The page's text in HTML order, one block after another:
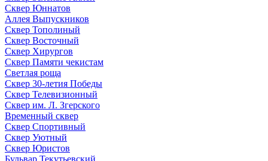
Сквер Юннатов
Аллея Выпускников
Сквер Тополиный
Сквер Восточный
Сквер Хирургов
Сквер Памяти чекистам
Светлая роща
Сквер 30-летия Победы
Сквер Телевизионный
Сквер им. Л. Згерского
Временный сквер
Сквер Спортивный
Сквер Уютный
Сквер Юристов
Бульвар Текутьевский